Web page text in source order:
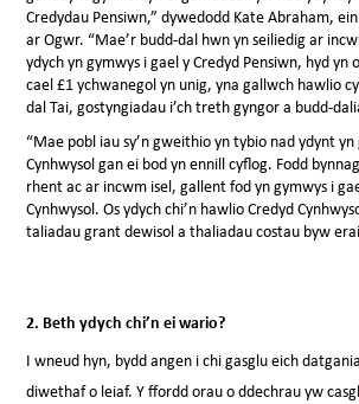
Credydau Pensiwn,” dywedodd Kate Abraham,
ar Ogwr. “Mae’r budd-dal hwn yn seiliedig ar
ydych yn gymwys i gael y Credyd Pensiwn, hyd yn
cael £1 ychwanegol yn unig, yna gallwch hawlio
dal Tai, gostyngiadau i’ch treth gyngor a budd-
“Mae pobl iau sy’n gweithio yn tybio nad ydynt
Cynhwysol gan ei bod yn ennill cyflog. Fodd
rhent ac ar incwm isel, gallent fod yn gymwys i
Cynhwysol. Os ydych chi’n hawlio Credyd
taliadau grant dewisol a thaliadau costau byw
2. Beth ydych chi’n ei wario?
I wneud hyn, bydd angen i chi gasglu eich
diwethaf o leiaf. Y ffordd orau o ddechrau yw